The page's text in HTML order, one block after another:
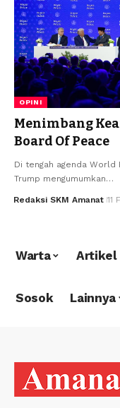
OPINI
Menimbang
Board Of Peace
Di tengah agenda World
Trump mengumumkan…
Redaksi SKM Amanat 11
Warta Artikel
Sosok Lainnya